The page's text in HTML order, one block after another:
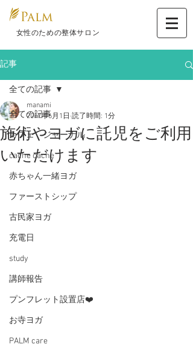
​ 女性のための整体サロン
記事
全ての記事
カフェ ジャーナル
cache cache
赤ちゃん一緒ヨガ
ファーストシップ
古民家ヨガ
充電日
study
講師報告
プンフレット設置店❤️
お寺ヨガ
PALM care
全ての記事
施術やヨガに託児をご利用
いただけます
manami
2017年6月1日 読了時間: 1分